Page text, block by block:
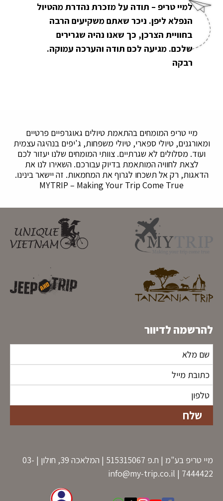
למיי טריפ – תודה על מזכרת נהדרת מהטיול
הנפלא ליפן. ניכר שאתם משקיעים הרבה
בחוויית הצרכן, כך שאנו נהיה שגרירים
שלכם. מגיעה לכם תודה והערכה עמוקה.
רבקה
מיי טריפ המומחים בהתאמת טיולים גאוגרפיים פרטיים
ומאורגנים, טיולי ספארי, טיולי משפחות, ג'יפים בנהיגה עצמית
ועוד. מסלולים לא שגרתיים. צוותי המומחים שלנו יעזור לכם
לצאת לחוויה המותאמת בדיוק עבורכם. השאירו לנו את
הדאגות, רק אל תשכחו לגרוף את המחמאות. זה יישאר בינינו.
MYTRIP – Making Your Trip Come True
להרשמה לדיוור
מיי טריפ בע"מ | ח.פ 515315067 | המלאכה 39, חולון | 03-
7444422 |
info@my-trip.co.il